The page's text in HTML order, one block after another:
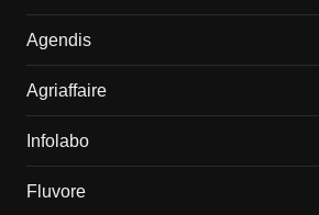
Agendis
Agriaffaire
Infolabo
Fluvore